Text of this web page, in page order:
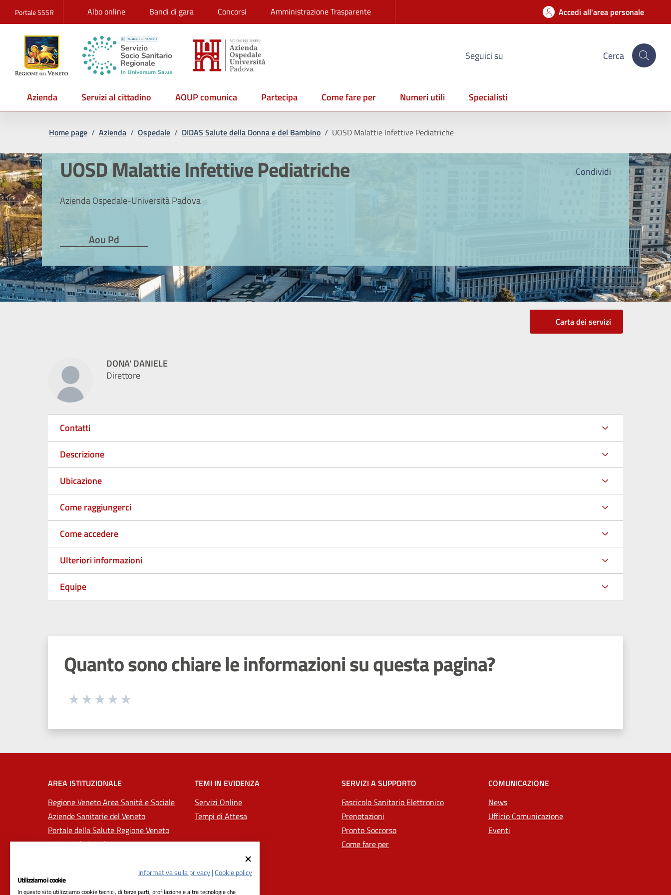
Portale SSSR Albo online Bandi di gara Concorsi Amministrazione Trasparente Accedi all'area personale
Seguici su Cerca
Azienda Servizi al cittadino AOUP comunica Partecipa Come fare per Numeri utili Specialisti
Home page / Azienda / Ospedale / DIDAS Salute della Donna e del Bambino / UOSD Malattie Infettive Pediatriche
Condividi
UOSD Malattie Infettive Pediatriche
Azienda Ospedale-Università Padova
Aou Pd
Carta dei servizi
DONA' DANIELE
Direttore
Contatti
Descrizione
Ubicazione
Come raggiungerci
Come accedere
Ulteriori informazioni
Equipe
Quanto sono chiare le informazioni su questa pagina?
Seleziona una valutazione da 1 a 5 stelle
AREA ISTITUZIONALE
Regione Veneto Area Sanità e Sociale
Aziende Sanitarie del Veneto
Portale della Salute Regione Veneto
Università di Padova
TEMI IN EVIDENZA
Servizi Online
Tempi di Attesa
SERVIZI A SUPPORTO
Fascicolo Sanitario Elettronico
Prenotazioni
Pronto Soccorso
Come fare per
COMUNICAZIONE
News
Ufficio Comunicazione
Eventi
Informativa sulla privacy|Cookie policy
Utilizziamo i cookie
In questo sito utilizziamo cookie tecnici, di terze parti, profilazione e altre tecnologie che